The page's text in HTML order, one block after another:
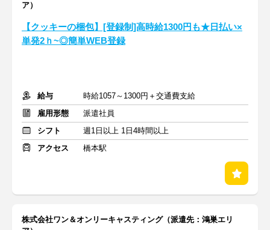
ア）
【クッキーの梱包】[登録制]高時給1300円も★日払い×
単発2ｈ~◎簡単WEB登録
給与
時給1057～1300円＋交通費支給
雇用形態
派遣社員
シフト
週1日以上 1日4時間以上
アクセス
橋本駅
株式会社ワン＆オンリーキャスティング（派遣先：鴻巣エリ